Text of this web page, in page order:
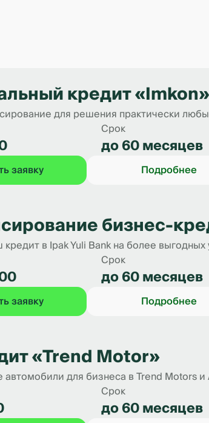
кредит «Imkon»
для решения практически
Срок
до 60 месяцев
заявку Подробнее
бизнес-
в Ipak Yuli Bank на более выгодных
Срок
до 60 месяцев
заявку Подробнее
«Trend Motor»
для бизнеса в Trend Motors
Срок
до 60 месяцев